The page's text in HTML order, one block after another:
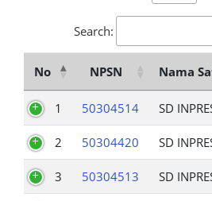
Search:
No NPSN Nama
1 50304514 SD
2 50304420 SD
3 50304513 SD